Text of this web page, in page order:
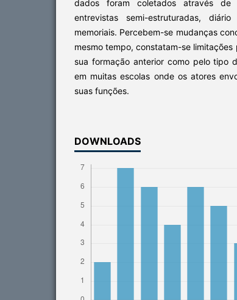
dados foram coletados através de
entrevistas semi-estruturadas,
memoriais. Percebem-se mudanças
mesmo tempo, constatam-se
sua formação anterior como pelo tipo
em muitas escolas onde os atores
suas funções.
DOWNLOADS